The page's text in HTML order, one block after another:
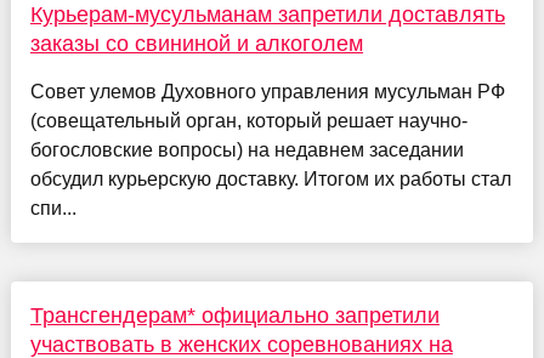
Курьерам-мусульманам запретили доставлять
заказы со свининой и алкоголем
Совет улемов Духовного управления мусульман РФ
(совещательный орган, который решает научно-
богословские вопросы) на недавнем заседании
обсудил курьерскую доставку. Итогом их работы стал
спи...
Трансгендерам* официально запретили
участвовать в женских соревнованиях на